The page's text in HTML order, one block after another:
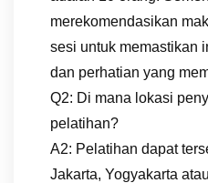
merekomendasikan
sesi untuk memastikan
dan perhatian yang
Q2: Di mana lokasi
pelatihan?
A2: Pelatihan dapat
Jakarta, Yogyakarta